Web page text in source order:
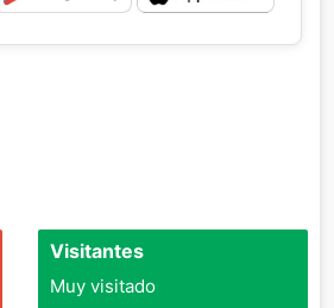
💕
Visitantes
Muy visitado